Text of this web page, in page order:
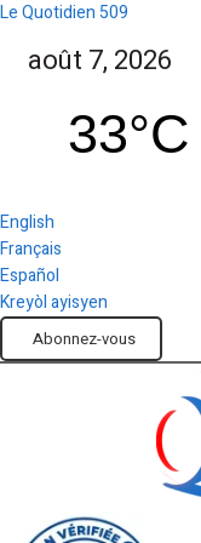
Le Quotidien 509
août 7, 2026
33°C
English
Français
Español
Kreyòl ayisyen
Abonnez-vous